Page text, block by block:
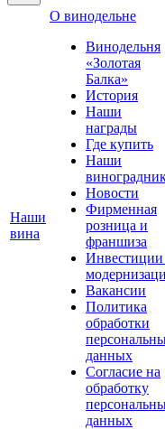
Наши
вина
О винодельне
Винодельня
«Золотая
Балка»
История
Наши
награды
Где купить
Наши
Новости
Фирменная
розница и
франшиза
Инвестиции
Вакансии
Политика
обработки
данных
Согласие на
обработку
данных